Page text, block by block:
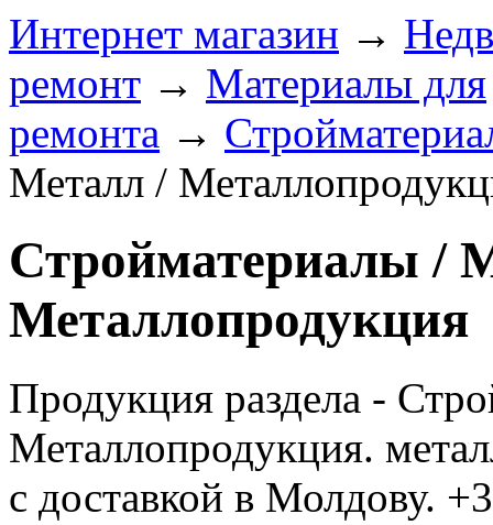
Интернет магазин →
ремонт → Материалы для
ремонта →
Металл /
Стройматериалы /
Металлопродукция
Продукция раздела -
Металлопродукция.
с доставкой в Молдову.